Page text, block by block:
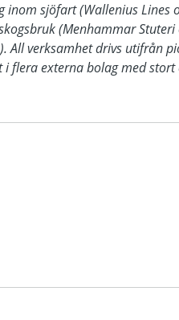
inom sjöfart (Wallenius Lines
(Menhammar Stuteri
All verksamhet drivs utifrån
flera externa bolag med stort